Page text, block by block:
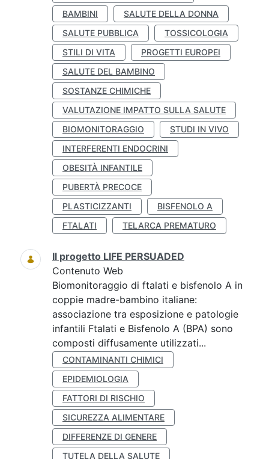
BAMBINI
SALUTE DELLA DONNA
SALUTE PUBBLICA
TOSSICOLOGIA
STILI DI VITA
PROGETTI EUROPEI
SALUTE DEL BAMBINO
SOSTANZE CHIMICHE
VALUTAZIONE IMPATTO SULLA SALUTE
BIOMONITORAGGIO
STUDI IN VIVO
INTERFERENTI ENDOCRINI
OBESITÀ INFANTILE
PUBERTÀ PRECOCE
PLASTICIZZANTI
BISFENOLO A
FTALATI
TELARCA PREMATURO
Il progetto LIFE PERSUADED
Contenuto Web
Biomonitoraggio di ftalati e bisfenolo A in
coppie madre-bambino italiane:
associazione tra esposizione e patologie
infantili Ftalati e Bisfenolo A (BPA) sono
composti diffusamente utilizzati...
CONTAMINANTI CHIMICI
EPIDEMIOLOGIA
FATTORI DI RISCHIO
SICUREZZA ALIMENTARE
DIFFERENZE DI GENERE
TUTELA DELLA SALUTE